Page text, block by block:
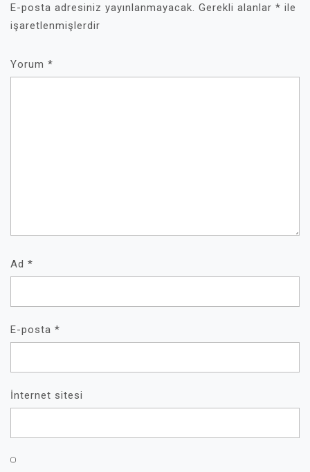
E-posta adresiniz yayınlanmayacak. Gerekli alanlar * ile
işaretlenmişlerdir
Yorum *
Ad *
E-posta *
İnternet sitesi